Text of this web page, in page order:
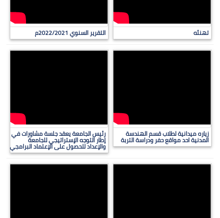
تهنئه التقرير السنوي 2022/2021م
زياره ميدانية لطلاب قسم الهندسة
المدنية احد مواقع حفر ودراسة التربة
رئيس الجامعة يعقد جلسة مشاورات في
إطار التوجه الإستراتيجي للجامعة
والإعداد للحصول على الإعتماد البرامجي